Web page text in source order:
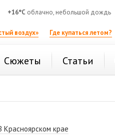
+16°C облачно, небольшой дождь
воздух» Где купаться летом?
Сюжеты Статьи
Красноярском крае